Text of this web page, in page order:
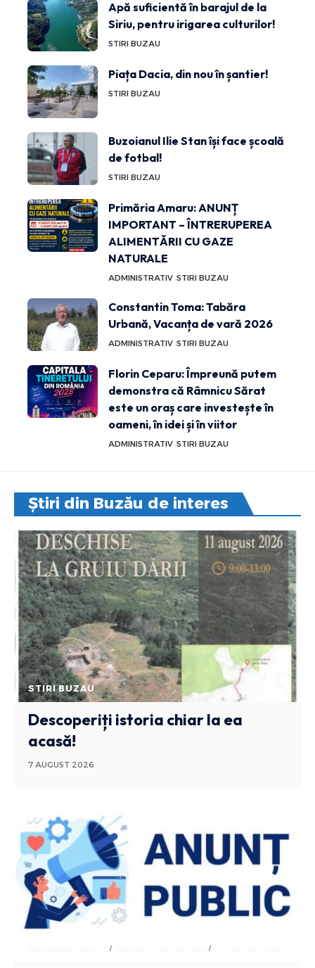
Apă suficientă în barajul de la
Siriu, pentru irigarea culturilor!
STIRI BUZAU
Piața Dacia, din nou în șantier!
STIRI BUZAU
Buzoianul Ilie Stan își face școală
de fotbal!
STIRI BUZAU
Primăria Amaru: ANUNȚ
IMPORTANT – ÎNTRERUPEREA
ALIMENTĂRII CU GAZE
NATURALE
ADMINISTRATIV STIRI BUZAU
Constantin Toma: Tabăra
Urbană, Vacanța de vară 2026
ADMINISTRATIV STIRI BUZAU
Florin Ceparu: Împreună putem
demonstra că Râmnicu Sărat
este un oraș care investește în
oameni, în idei și în viitor
ADMINISTRATIV STIRI BUZAU
Știri din Buzău de interes
STIRI BUZAU
Descoperiți istoria chiar la ea
acasă!
7 AUGUST 2026
ADMINISTRATIV ANUNTURI BUZAU